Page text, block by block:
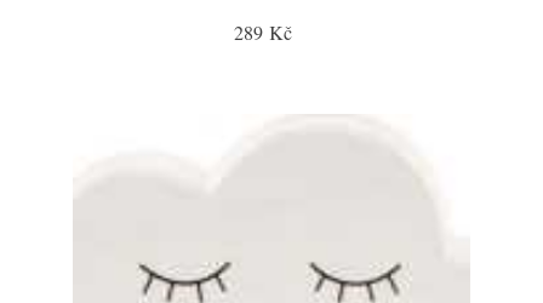
289 Kč